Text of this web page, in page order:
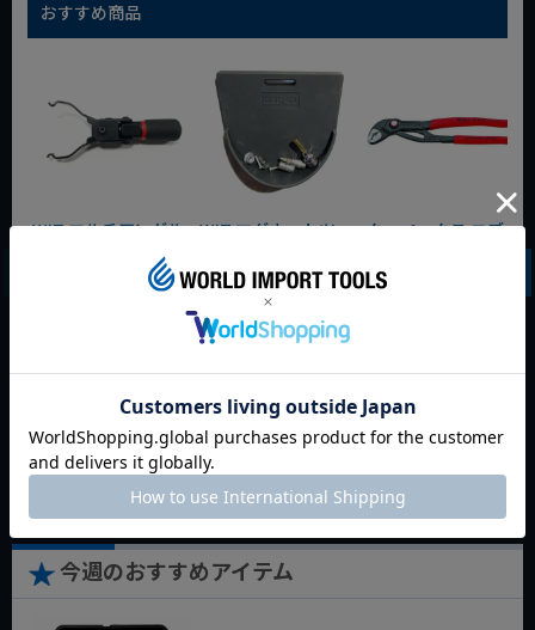
おすすめ商品
WIT マルチアングル
定価 ¥6,248
カートに入れる
WIT マグネットツー
動画あり 夏セール
定価 ¥0
¥3,465税込
カートに入れる
クニペックス コブラ
8721-250 KNIPEX
定価 ¥9,350
¥6,545
今週のおすすめアイテム